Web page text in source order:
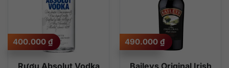
Rượu Absolut Vodka
400.000 ₫
Baileys Original Irish
490.000 ₫